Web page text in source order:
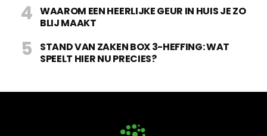
WAAROM EEN HEERLIJKE GEUR IN HUIS JE ZO
BLIJ MAAKT
STAND VAN ZAKEN BOX 3-HEFFING: WAT
SPEELT HIER NU PRECIES?